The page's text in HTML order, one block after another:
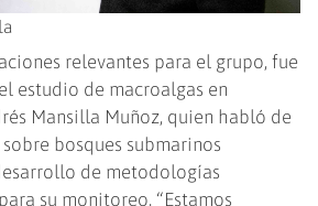
relevantes para el grupo, fue
estudio de macroalgas en
Mansilla Muñoz, quien habló de
bosques submarinos
de metodologías
su monitoreo. “Estamos